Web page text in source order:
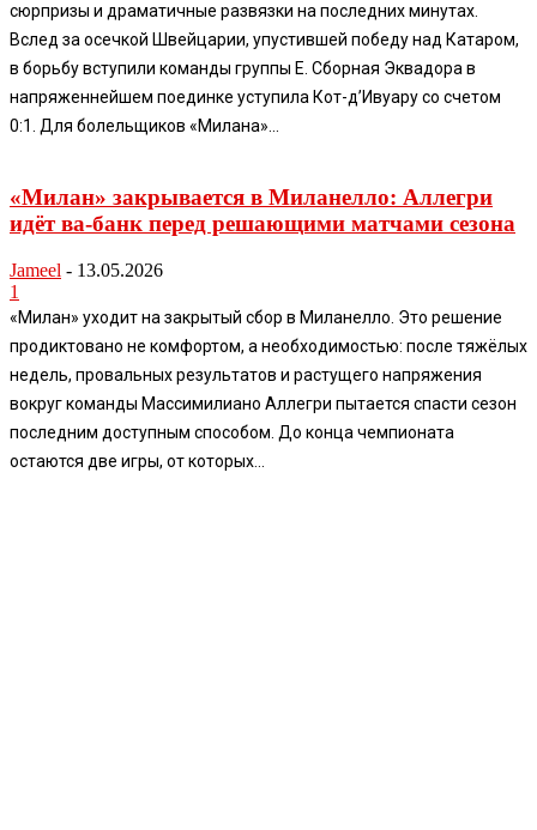
сюрпризы и драматичные развязки на последних минутах.
Вслед за осечкой Швейцарии, упустившей победу над Катаром,
в борьбу вступили команды группы Е. Сборная Эквадора в
напряженнейшем поединке уступила Кот-д’Ивуару со счетом
0:1. Для болельщиков «Милана»...
«Милан» закрывается в Миланелло: Аллегри
идёт ва-банк перед решающими матчами сезона
Jameel - 13.05.2026
1
«Милан» уходит на закрытый сбор в Миланелло. Это решение
продиктовано не комфортом, а необходимостью: после тяжёлых
недель, провальных результатов и растущего напряжения
вокруг команды Массимилиано Аллегри пытается спасти сезон
последним доступным способом. До конца чемпионата
остаются две игры, от которых...